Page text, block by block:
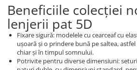
Beneficiile colecţiei
lenjerii pat 5D
Fixare sigură: modelele cu cearceaf cu
uşoară şi o prindere bună pe saltea,
chiar şi în timpul somnului.
Potrivite pentru diverse dimensiuni: